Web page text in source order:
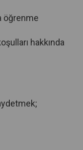
öğrenme
hakkında